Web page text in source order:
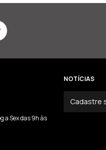
a Sex das 9h às
NOTÍCIAS